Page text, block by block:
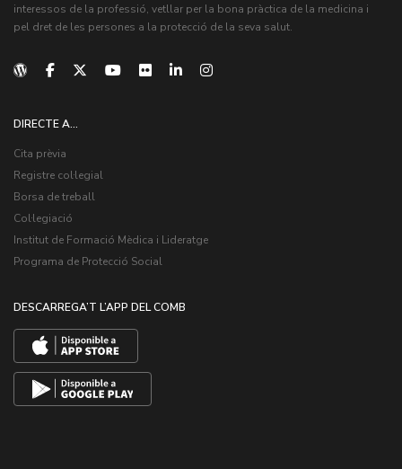
interessos de la professió, vetllar per la bona pràctica de la medicina i
pel dret de les persones a la protecció de la seva salut.
DIRECTE A...
Cita prèvia
Registre col·legial
Borsa de treball
Col·legiació
Institut de Formació Mèdica i Lideratge
Programa de Protecció Social
DESCARREGA’T L’APP DEL COMB